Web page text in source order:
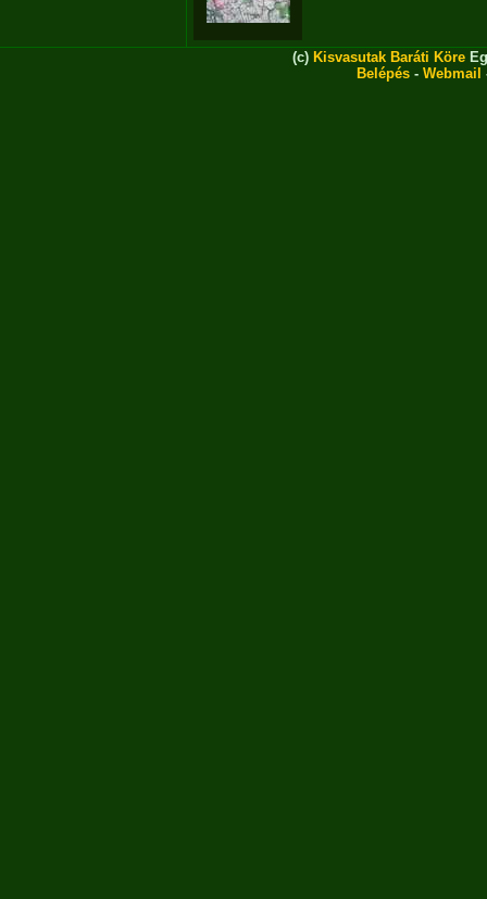
(c) Kisvasutak Baráti Köre
Belépés - Webmail